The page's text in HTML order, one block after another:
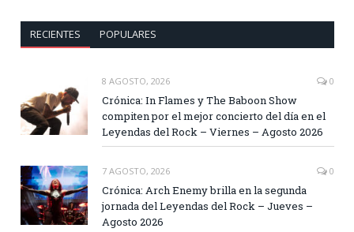
RECIENTES POPULARES
8 AGOSTO, 2026 0
Crónica: In Flames y The Baboon Show
compiten por el mejor concierto del día en el
Leyendas del Rock – Viernes – Agosto 2026
7 AGOSTO, 2026 0
Crónica: Arch Enemy brilla en la segunda
jornada del Leyendas del Rock – Jueves –
Agosto 2026